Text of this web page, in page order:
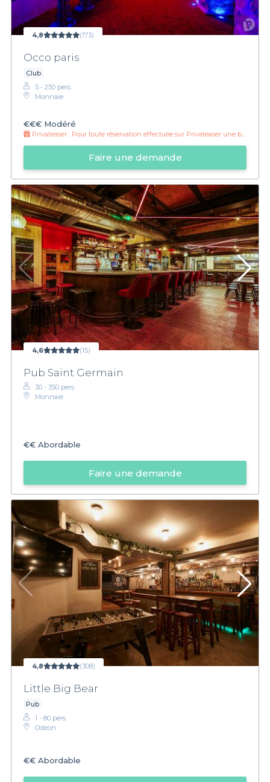
4,8 (173)
Occo paris
Club
5 - 250 pers.
Monnaie
€€€ Modéré
Privateaser : Pour toute réservation effectuée sur Privateaser une bouteille de champagne offerte !
Faire une demande
4,6 (15)
Pub Saint Germain
30 - 350 pers.
Monnaie
€€ Abordable
Faire une demande
4,8 (308)
Little Big Bear
Pub
1 - 80 pers.
Odéon
€€ Abordable